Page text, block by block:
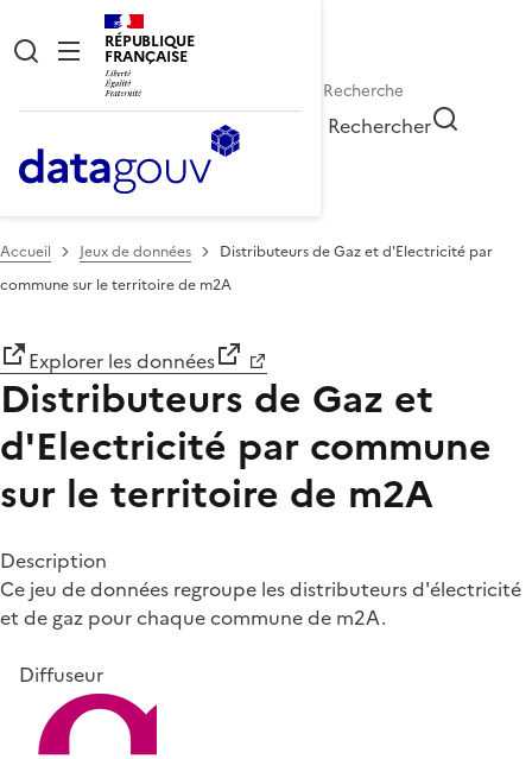
RÉPUBLIQUE
FRANÇAISE
Rechercher
Accueil Jeux de données
Distributeurs de Gaz et d'Electricité par
commune sur le territoire de m2A
Explorer les données
Distributeurs de Gaz et
d'Electricité par commune
sur le territoire de m2A
Description
Ce jeu de données regroupe les distributeurs d'électricité
et de gaz pour chaque commune de m2A.
Diffuseur